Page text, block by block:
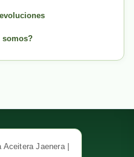
somos?
Jaenera |